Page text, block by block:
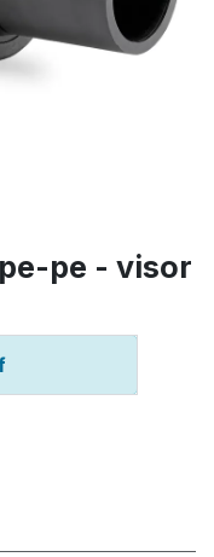
pe - visor